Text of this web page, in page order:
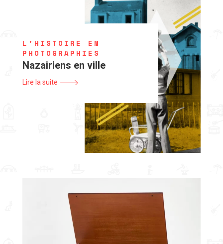
L'HISTOIRE EN
PHOTOGRAPHIES
Nazairiens en ville
Lire la suite